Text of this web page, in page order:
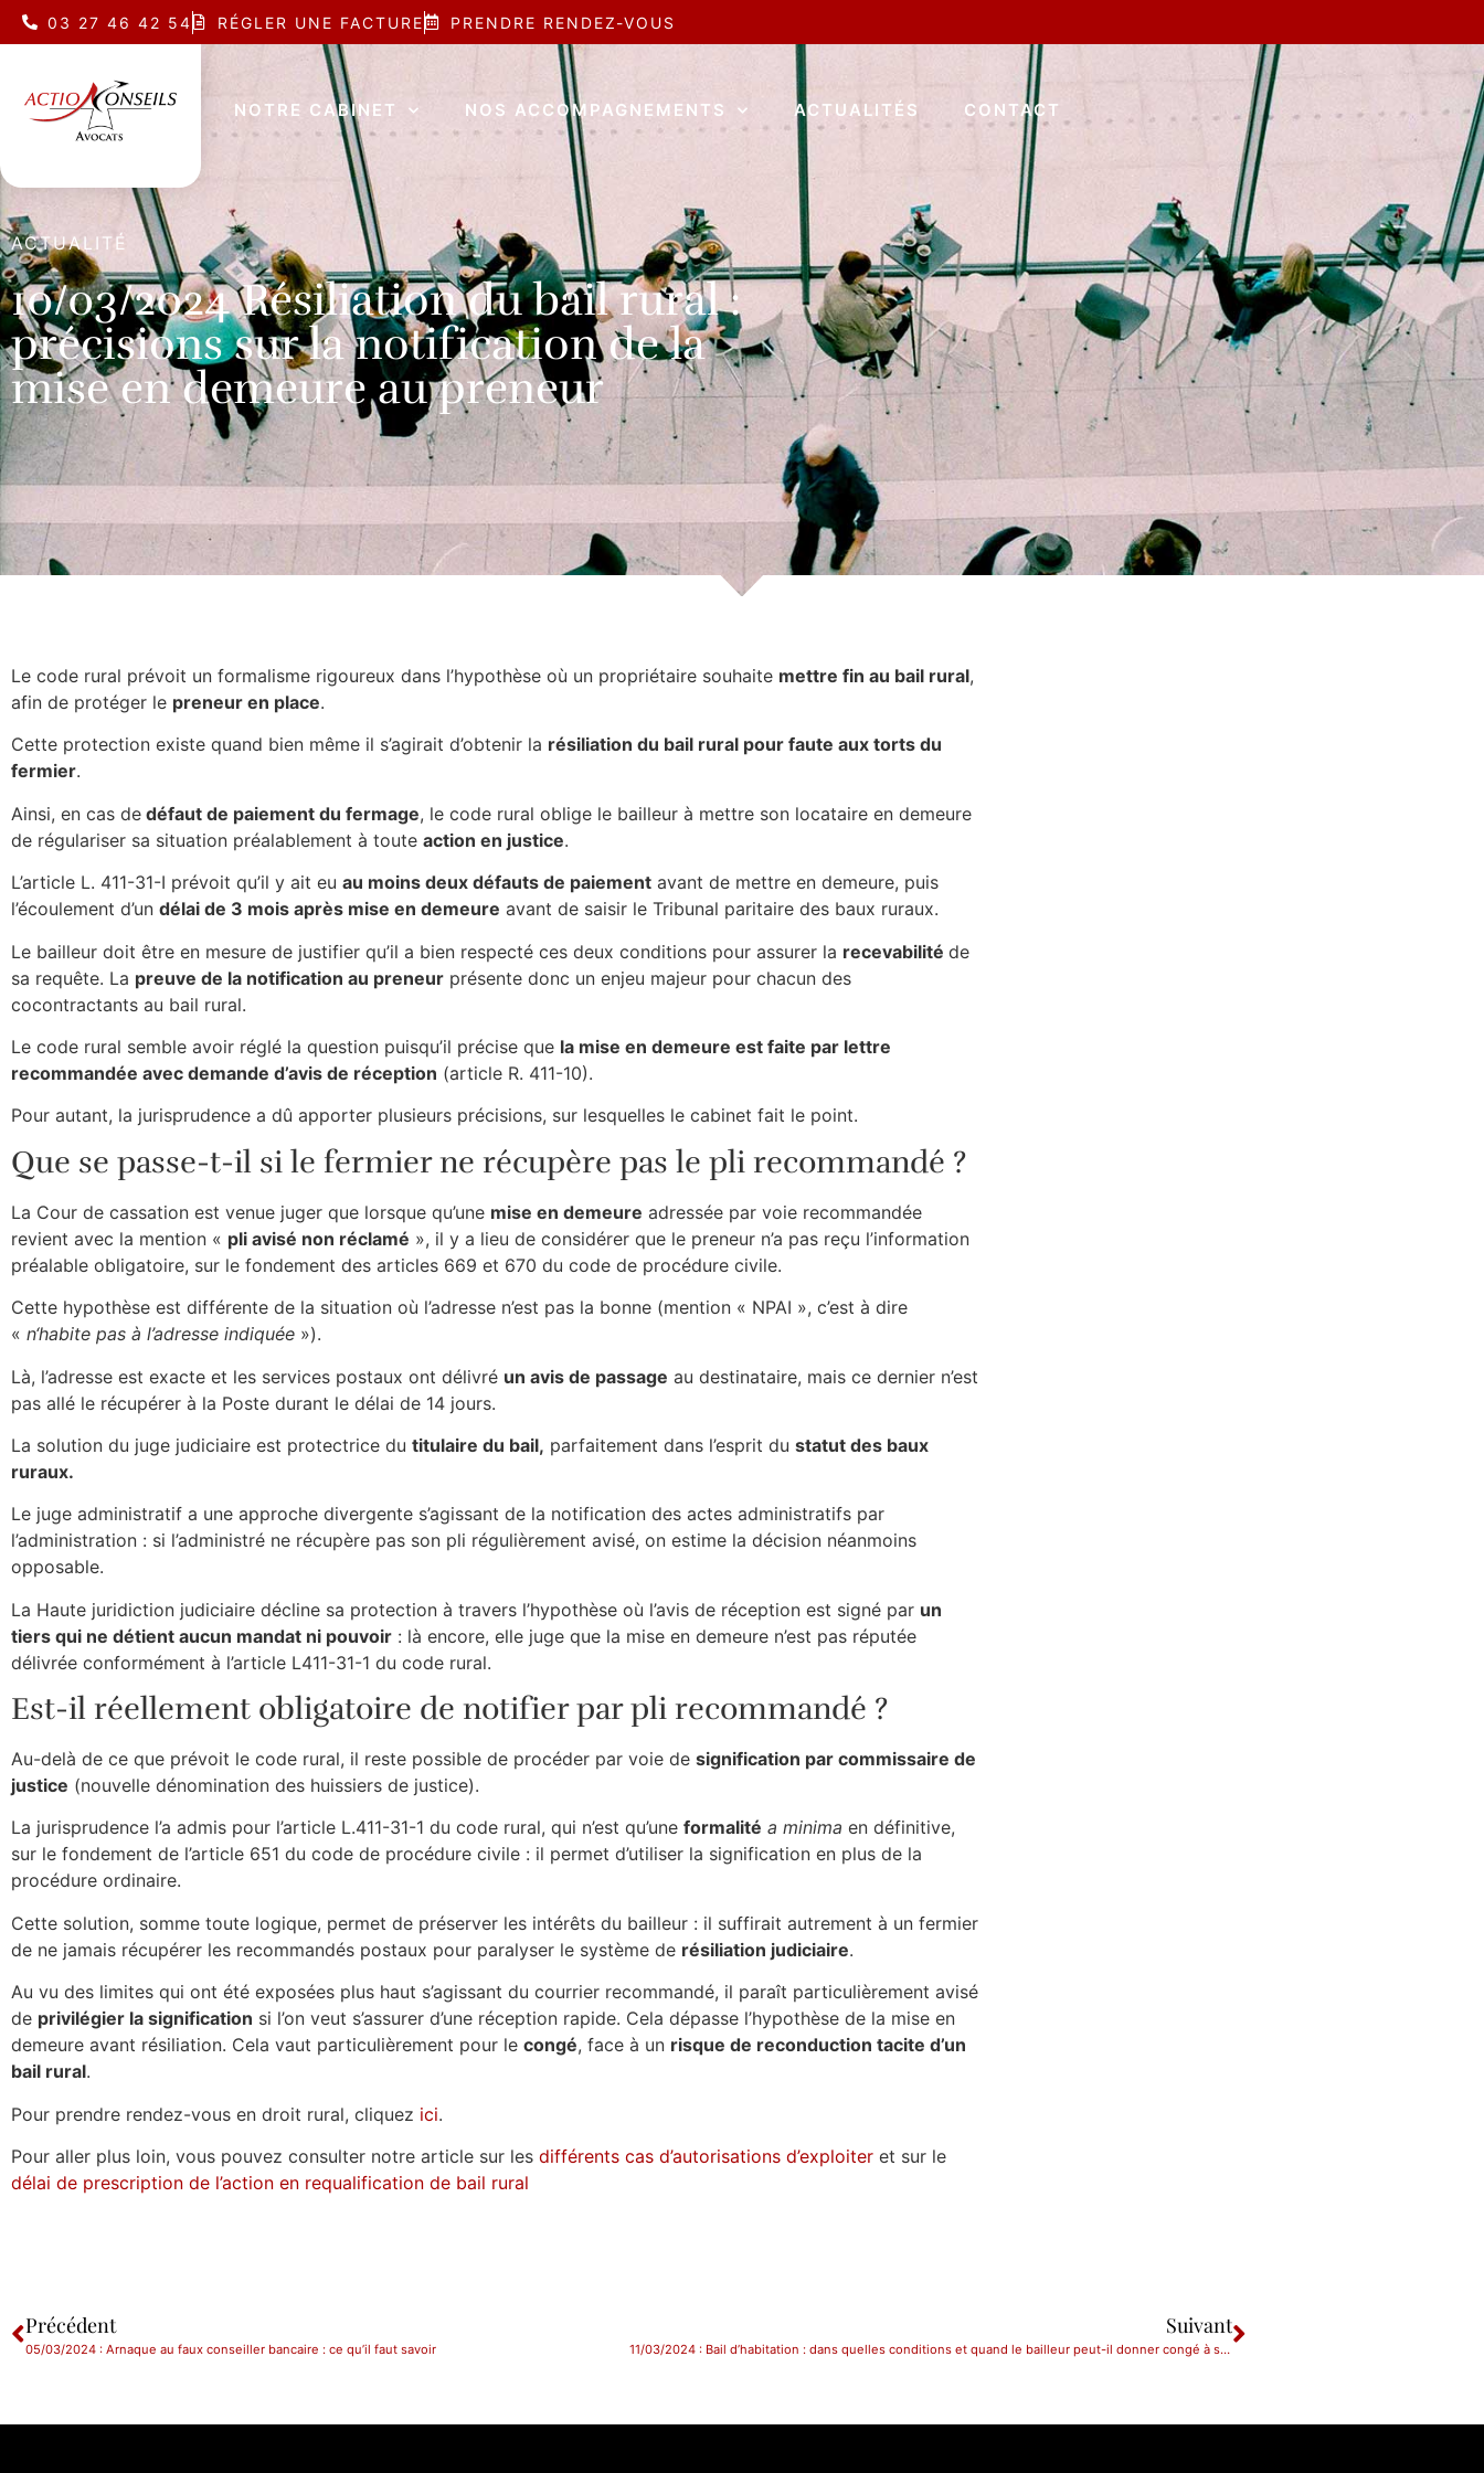
03 27 46 42 54 RÉGLER UNE FACTURE PRENDRE RENDEZ-VOUS
NOTRE CABINET NOS ACCOMPAGNEMENTS ACTUALITÉS CONTACT
ACTUALITÉ
10/03/2024 Résiliation du bail rural :
précisions sur la notification de la
mise en demeure au preneur
Le code rural prévoit un formalisme rigoureux dans l’hypothèse où un propriétaire souhaite mettre fin au bail rural,
afin de protéger le preneur en place.
Cette protection existe quand bien même il s’agirait d’obtenir la résiliation du bail rural pour faute aux torts du
fermier.
Ainsi, en cas de défaut de paiement du fermage, le code rural oblige le bailleur à mettre son locataire en demeure
de régulariser sa situation préalablement à toute action en justice.
L’article L. 411-31-I prévoit qu’il y ait eu au moins deux défauts de paiement avant de mettre en demeure, puis
l’écoulement d’un délai de 3 mois après mise en demeure avant de saisir le Tribunal paritaire des baux ruraux.
Le bailleur doit être en mesure de justifier qu’il a bien respecté ces deux conditions pour assurer la recevabilité de
sa requête. La preuve de la notification au preneur présente donc un enjeu majeur pour chacun des
cocontractants au bail rural.
Le code rural semble avoir réglé la question puisqu’il précise que la mise en demeure est faite par lettre
recommandée avec demande d’avis de réception (article R. 411-10).
Pour autant, la jurisprudence a dû apporter plusieurs précisions, sur lesquelles le cabinet fait le point.
Que se passe-t-il si le fermier ne récupère pas le pli recommandé ?
La Cour de cassation est venue juger que lorsque qu’une mise en demeure adressée par voie recommandée
revient avec la mention « pli avisé non réclamé », il y a lieu de considérer que le preneur n’a pas reçu l’information
préalable obligatoire, sur le fondement des articles 669 et 670 du code de procédure civile.
Cette hypothèse est différente de la situation où l’adresse n’est pas la bonne (mention « NPAI », c’est à dire
« n‘habite pas à l’adresse indiquée »).
Là, l’adresse est exacte et les services postaux ont délivré un avis de passage au destinataire, mais ce dernier n’est
pas allé le récupérer à la Poste durant le délai de 14 jours.
La solution du juge judiciaire est protectrice du titulaire du bail, parfaitement dans l’esprit du statut des baux
ruraux.
Le juge administratif a une approche divergente s’agissant de la notification des actes administratifs par
l’administration : si l’administré ne récupère pas son pli régulièrement avisé, on estime la décision néanmoins
opposable.
La Haute juridiction judiciaire décline sa protection à travers l’hypothèse où l’avis de réception est signé par un
tiers qui ne détient aucun mandat ni pouvoir : là encore, elle juge que la mise en demeure n’est pas réputée
délivrée conformément à l’article L411-31-1 du code rural.
Est-il réellement obligatoire de notifier par pli recommandé ?
Au-delà de ce que prévoit le code rural, il reste possible de procéder par voie de signification par commissaire de
justice (nouvelle dénomination des huissiers de justice).
La jurisprudence l’a admis pour l’article L.411-31-1 du code rural, qui n’est qu’une formalité a minima en définitive,
sur le fondement de l’article 651 du code de procédure civile : il permet d’utiliser la signification en plus de la
procédure ordinaire.
Cette solution, somme toute logique, permet de préserver les intérêts du bailleur : il suffirait autrement à un fermier
de ne jamais récupérer les recommandés postaux pour paralyser le système de résiliation judiciaire.
Au vu des limites qui ont été exposées plus haut s’agissant du courrier recommandé, il paraît particulièrement avisé
de privilégier la signification si l’on veut s’assurer d’une réception rapide. Cela dépasse l’hypothèse de la mise en
demeure avant résiliation. Cela vaut particulièrement pour le congé, face à un risque de reconduction tacite d’un
bail rural.
Pour prendre rendez-vous en droit rural, cliquez ici.
Pour aller plus loin, vous pouvez consulter notre article sur les différents cas d’autorisations d’exploiter et sur le
délai de prescription de l’action en requalification de bail rural
Précédent
05/03/2024 : Arnaque au faux conseiller bancaire : ce qu’il faut savoir
Suivant
11/03/2024 : Bail d’habitation : dans quelles conditions et quand le bailleur peut-il donner congé à son locataire ?